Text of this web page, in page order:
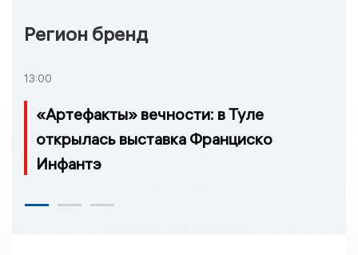
Регион бренд
13:00
«Артефакты» вечности: в Туле
открылась выставка Франциско
Инфантэ